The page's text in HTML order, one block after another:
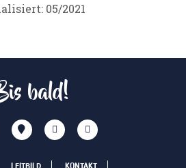
05/2021
bald!